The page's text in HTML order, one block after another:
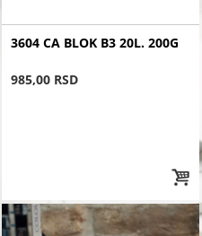
3604 CA BLOK B3 20L. 200G
985,00 RSD